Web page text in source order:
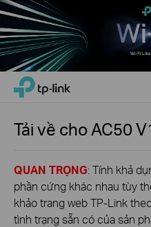
Click
the
navigation
TP-Link, Reliably Smart
Tải về choAC50
QUAN TRỌNG: Tính khả
phần cứng khác nhau tùy
khảo trang web TP-Link
tình trạng sẵn có của sản